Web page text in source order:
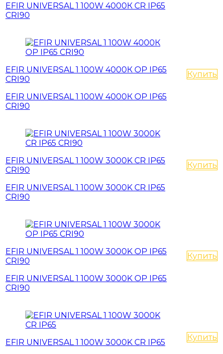
EFIR UNIVERSAL 1 100W 4000К CR IP65
CRI90
EFIR UNIVERSAL 1 100W 4000К OP IP65
CRI90
EFIR UNIVERSAL 1 100W 4000К OP IP65
CRI90
Купить
EFIR UNIVERSAL 1 100W 3000K CR IP65
CRI90
EFIR UNIVERSAL 1 100W 3000K CR IP65
CRI90
Купить
EFIR UNIVERSAL 1 100W 3000K OP IP65
CRI90
EFIR UNIVERSAL 1 100W 3000K OP IP65
CRI90
Купить
EFIR UNIVERSAL 1 100W 3000K CR IP65
Купить